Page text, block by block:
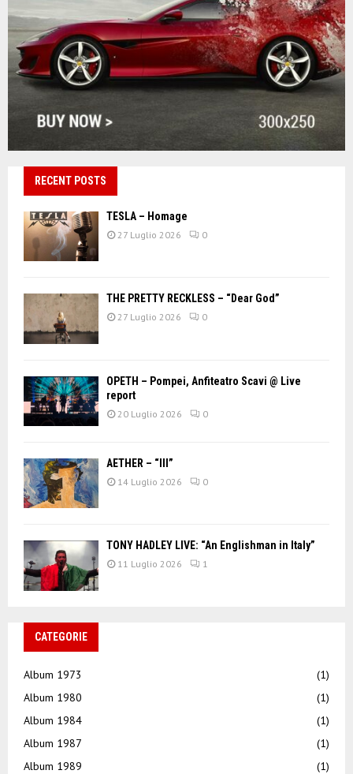
RECENT POSTS
TESLA – Homage
27 Luglio 2026 0
THE PRETTY RECKLESS – “Dear God”
27 Luglio 2026 0
OPETH – Pompei, Anfiteatro Scavi @ Live
report
20 Luglio 2026 0
AETHER – “III”
14 Luglio 2026 0
TONY HADLEY LIVE: “An Englishman in Italy”
11 Luglio 2026 1
CATEGORIE
Album 1973
(1)
Album 1980
(1)
Album 1984
(1)
Album 1987
(1)
Album 1989
(1)